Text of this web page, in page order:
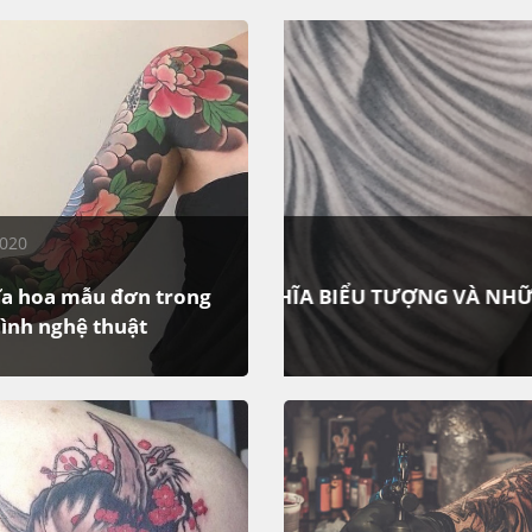
hoa mẫu đơn trong
nghệ thuật
vương giả, được mệnh danh
sắc thiên hương, hoa mẫu
thành một trong những hình
nhiều bạn trẻ lựa chọn khi
VÀ NHỮNG MẪU
MẪU HÌNH XĂM SÓI ĐẸP
Ý nghĩa hoa mẫu
Loài hoa vương giả, được
thành một trong những